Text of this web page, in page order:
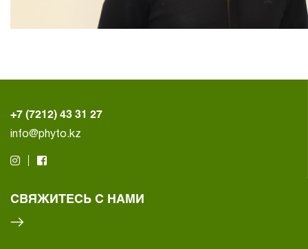
+7 (7212) 43 31 27
info@phyto.kz
СВЯЖИТЕСЬ С НАМИ